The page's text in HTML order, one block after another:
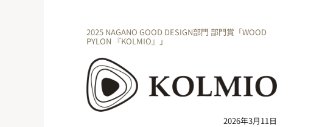
2025 NAGANO GOOD DESIGN部門 部門賞「WOOD
PYLON 『KOLMIO』」
2026年3月11日